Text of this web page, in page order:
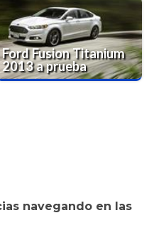
Ford Fusion Titanium
2013 a prueba
navegando en las